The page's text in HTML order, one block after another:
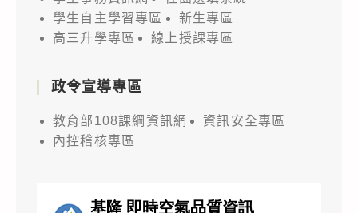
學生自主學習專區
新生專區
高三升學專區
線上授課專區
政令宣導專區
教育部108課綱資訊網
資訊安全專區
內控稽核專區